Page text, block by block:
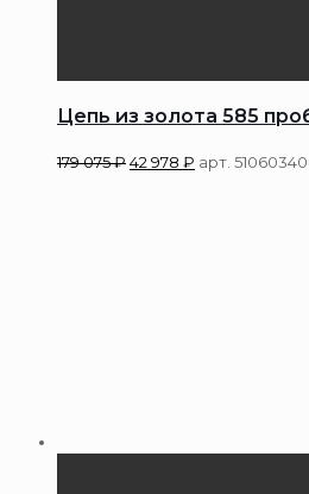
Цепь из золота 585
179 075₽42 978 ₽ арт.